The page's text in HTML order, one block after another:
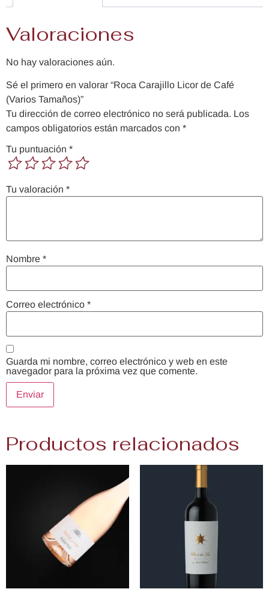
Valoraciones
No hay valoraciones aún.
Sé el primero en valorar “Roca Carajillo Licor de Café
(Varios Tamaños)”
Tu dirección de correo electrónico no será publicada. Los
campos obligatorios están marcados con *
Tu puntuación *
Tu valoración *
Nombre *
Correo electrónico *
Guarda mi nombre, correo electrónico y web en este
navegador para la próxima vez que comente.
Productos relacionados